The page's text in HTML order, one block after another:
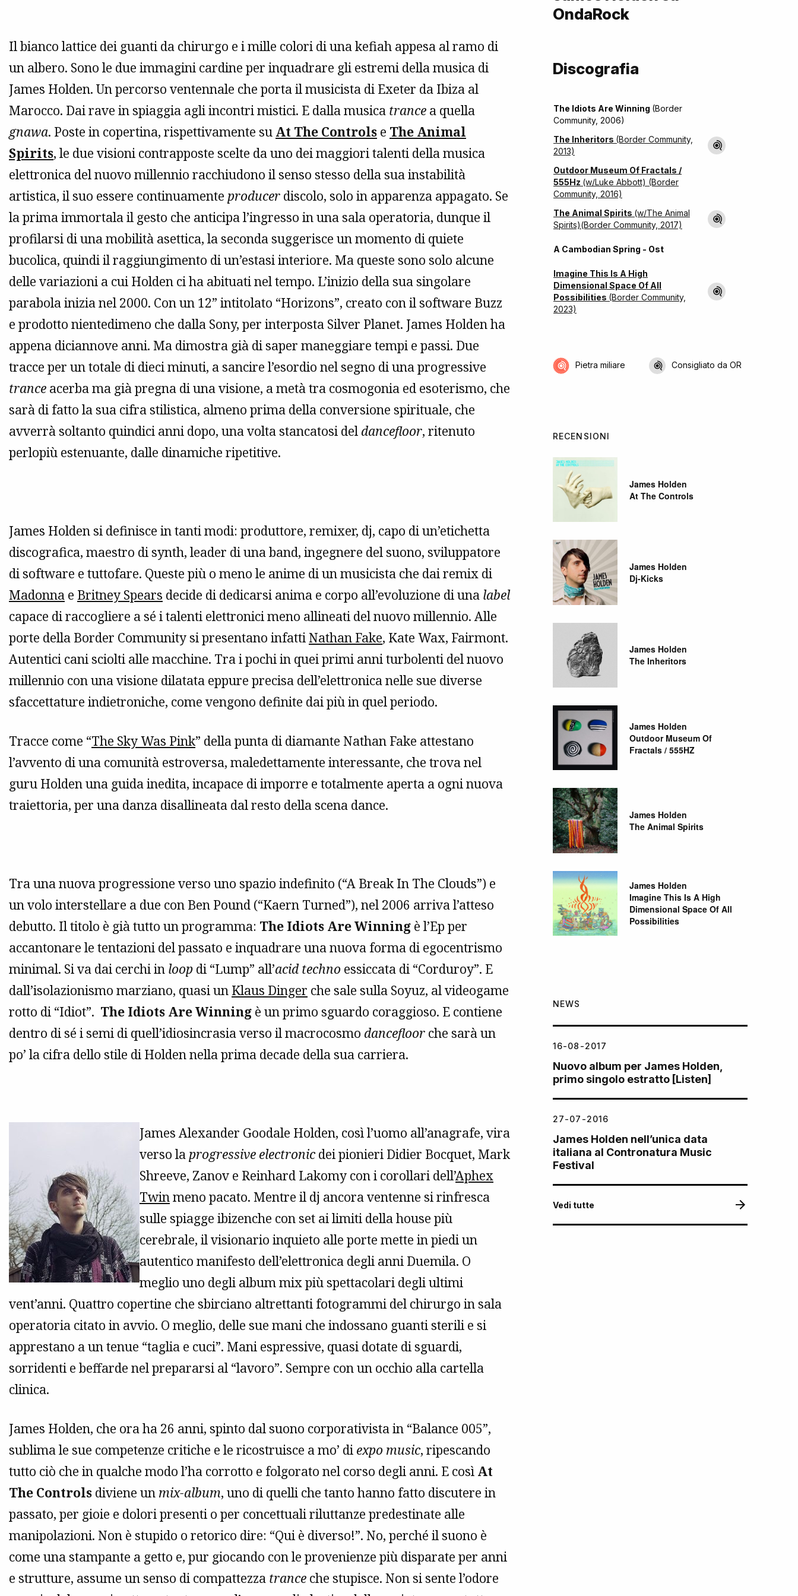
Il bianco lattice dei guanti da chirurgo e i mille colori di una kefiah appesa al ramo di
un albero. Sono le due immagini cardine per inquadrare gli estremi della musica di
James Holden. Un percorso ventennale che porta il musicista di Exeter da Ibiza al
Marocco. Dai rave in spiaggia agli incontri mistici. E dalla musica trance a quella
gnawa. Poste in copertina, rispettivamente su At The Controls e The Animal
Spirits, le due visioni contrapposte scelte da uno dei maggiori talenti della musica
elettronica del nuovo millennio racchiudono il senso stesso della sua instabilità
artistica, il suo essere continuamente producer discolo, solo in apparenza appagato. Se
la prima immortala il gesto che anticipa l’ingresso in una sala operatoria, dunque il
profilarsi di una mobilità asettica, la seconda suggerisce un momento di quiete
bucolica, quindi il raggiungimento di un’estasi interiore. Ma queste sono solo alcune
delle variazioni a cui Holden ci ha abituati nel tempo. L’inizio della sua singolare
parabola inizia nel 2000. Con un 12” intitolato “Horizons”, creato con il software Buzz
e prodotto nientedimeno che dalla Sony, per interposta Silver Planet. James Holden ha
appena diciannove anni. Ma dimostra già di saper maneggiare tempi e passi. Due
tracce per un totale di dieci minuti, a sancire l’esordio nel segno di una progressive
trance acerba ma già pregna di una visione, a metà tra cosmogonia ed esoterismo, che
sarà di fatto la sua cifra stilistica, almeno prima della conversione spirituale, che
avverrà soltanto quindici anni dopo, una volta stancatosi del dancefloor, ritenuto
perlopiù estenuante, dalle dinamiche ripetitive.
James Holden si definisce in tanti modi: produttore, remixer, dj, capo di un’etichetta
discografica, maestro di synth, leader di una band, ingegnere del suono, sviluppatore
di software e tuttofare. Queste più o meno le anime di un musicista che dai remix di
Madonna e Britney Spears decide di dedicarsi anima e corpo all’evoluzione di una label
capace di raccogliere a sé i talenti elettronici meno allineati del nuovo millennio. Alle
porte della Border Community si presentano infattiNathan Fake, Kate Wax, Fairmont.
Autentici cani sciolti alle macchine. Tra i pochi in quei primi anni turbolenti del nuovo
millennio con una visione dilatata eppure precisa dell’elettronica nelle sue diverse
sfaccettature indietroniche, come vengono definite dai più in quel periodo.
Tracce come “The Sky Was Pink” della punta di diamante Nathan Fake attestano
l’avvento di una comunità estroversa, maledettamente interessante, che trova nel
guru Holden una guida inedita, incapace di imporre e totalmente aperta a ogni nuova
traiettoria, per una danza disallineata dal resto della scena dance.
Tra una nuova progressione verso uno spazio indefinito (“A Break In The Clouds”) e
un volo interstellare a due con Ben Pound (“Kaern Turned”), nel 2006 arriva l’atteso
debutto. Il titolo è già tutto un programma: The Idiots Are Winning è l’Ep per
accantonare le tentazioni del passato e inquadrare una nuova forma di egocentrismo
minimal. Si va dai cerchi in loop di “Lump” all’acid techno essiccata di “Corduroy”. E
dall’isolazionismo marziano, quasi un Klaus Dinger che sale sulla Soyuz, al videogame
rotto di “Idiot”. The Idiots Are Winning è un primo sguardo coraggioso. E contiene
dentro di sé i semi di quell’idiosincrasia verso il macrocosmo dancefloor che sarà un
po’ la cifra dello stile di Holden nella prima decade della sua carriera.
James Alexander Goodale Holden, così l’uomo all’anagrafe, vira
verso la progressive electronicdei pionieri Didier Bocquet, Mark
Shreeve, Zanov e Reinhard Lakomy con i corollari dell’Aphex
Twinmeno pacato. Mentre il dj ancora ventenne si rinfresca
sulle spiagge ibizenche con set ai limiti della house più
cerebrale, il visionario inquieto alle porte mette in piedi un
autentico manifesto dell’elettronica degli anni Duemila. O
meglio uno degli album mix più spettacolari degli ultimi
vent’anni. Quattro copertine che sbirciano altrettanti fotogrammi del chirurgo in sala
operatoria citato in avvio. O meglio, delle sue mani che indossano guanti sterili e si
apprestano a un tenue “taglia e cuci”. Mani espressive, quasi dotate di sguardi,
sorridenti e beffarde nel prepararsi al “lavoro”. Sempre con un occhio alla cartella
clinica.
James Holden, che ora ha 26 anni, spinto dal suono corporativista in “Balance 005”,
sublima le sue competenze critiche e le ricostruisce a mo’ di expo music, ripescando
tutto ciò che in qualche modo l’ha corrotto e folgorato nel corso degli anni. E così At
The Controls diviene un mix-album, uno di quelli che tanto hanno fatto discutere in
passato, per gioie e dolori presenti o per concettuali riluttanze predestinate alle
manipolazioni. Non è stupido o retorico dire: “Qui è diverso!”. No, perché il suono è
come una stampante a getto e, pur giocando con le provenienze più disparate per anni
e strutture, assume un senso di compattezza trance che stupisce. Non si sente l’odore
OndaRock
Discografia
The Idiots Are Winning (Border
Community, 2006)
The Inheritors (Border Community,
2013)
Outdoor Museum Of Fractals /
555Hz (w/Luke Abbott) (Border
Community, 2016)
The Animal Spirits (w/The Animal
Spirits)(Border Community, 2017)
A Cambodian Spring - Ost
Imagine This Is A High
Dimensional Space Of All
Possibilities (Border Community,
2023)
Pietra miliare Consigliato da OR
RECENSIONI
James Holden
At The Controls
James Holden
Dj-Kicks
James Holden
The Inheritors
James Holden
Outdoor Museum Of
Fractals / 555HZ
James Holden
The Animal Spirits
James Holden
Imagine This Is A High
Dimensional Space Of All
Possibilities
NEWS
16-08-2017
Nuovo album per James Holden,
primo singolo estratto [Listen]
27-07-2016
James Holden nell’unica data
italiana al Contronatura Music
Festival
Vedi tutte